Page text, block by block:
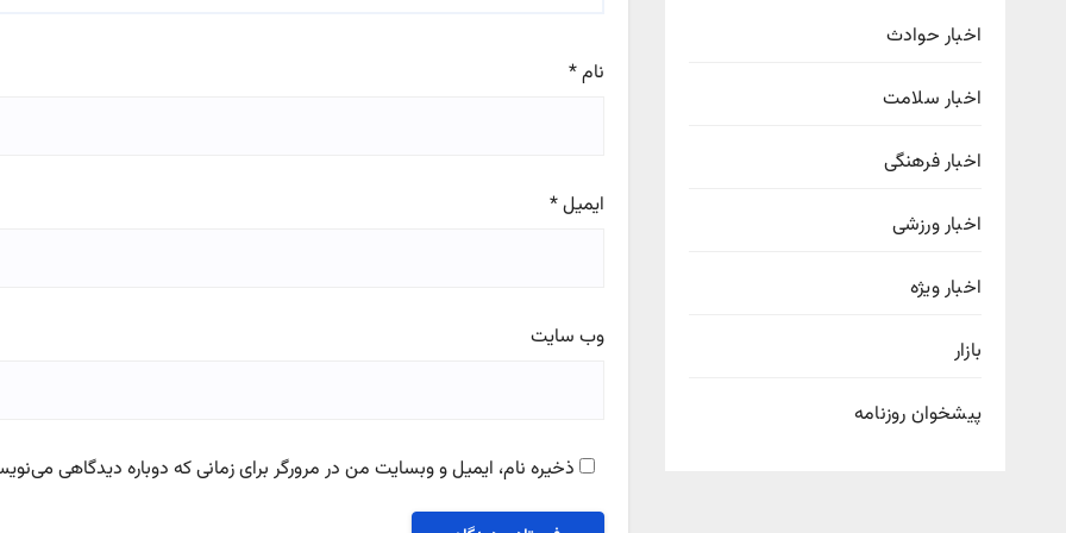
اخبار حوادث
اخبار سلامت
اخبار فرهنگی
اخبار ورزشی
اخبار ویژه
بازار
پیشخوان روزنامه
نام*
ایمیل*
وب‌ سایت
ذخیره نام، ایمیل و وبسایت من در مرورگر برای زمانی که دوباره دیدگاهی